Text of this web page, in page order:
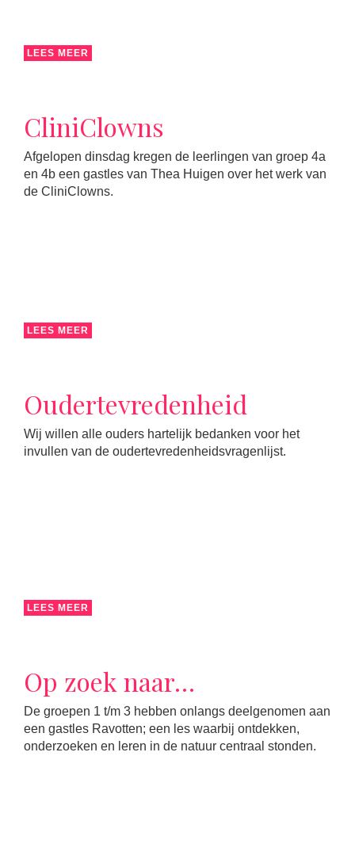
LEES MEER
CliniClowns
Afgelopen dinsdag kregen de leerlingen van groep 4a
en 4b een gastles van Thea Huigen over het werk van
de CliniClowns.
LEES MEER
Oudertevredenheid
Wij willen alle ouders hartelijk bedanken voor het
invullen van de oudertevredenheidsvragenlijst.
LEES MEER
Op zoek naar…
De groepen 1 t/m 3 hebben onlangs deelgenomen aan
een gastles Ravotten; een les waarbij ontdekken,
onderzoeken en leren in de natuur centraal stonden.